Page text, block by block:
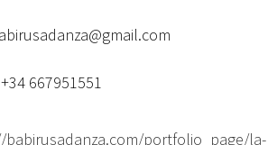
667951551
babirusadanza.com/portfolio_page/la-